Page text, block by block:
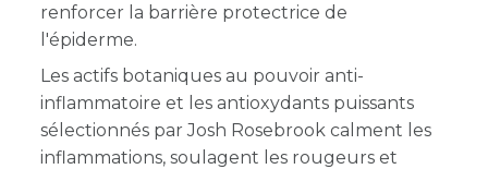
renforcer la barrière protectrice de
l'épiderme.
Les actifs botaniques au pouvoir anti-
inflammatoire et les antioxydants puissants
sélectionnés par Josh Rosebrook calment les
inflammations, soulagent les rougeurs et